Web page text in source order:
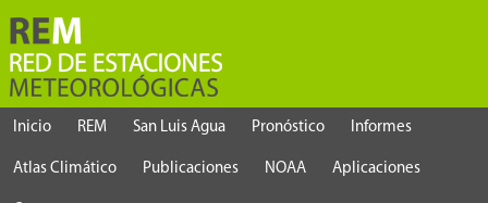
Inicio REM San Luis Agua Pronóstico Informes
Atlas Climático Publicaciones NOAA Aplicaciones